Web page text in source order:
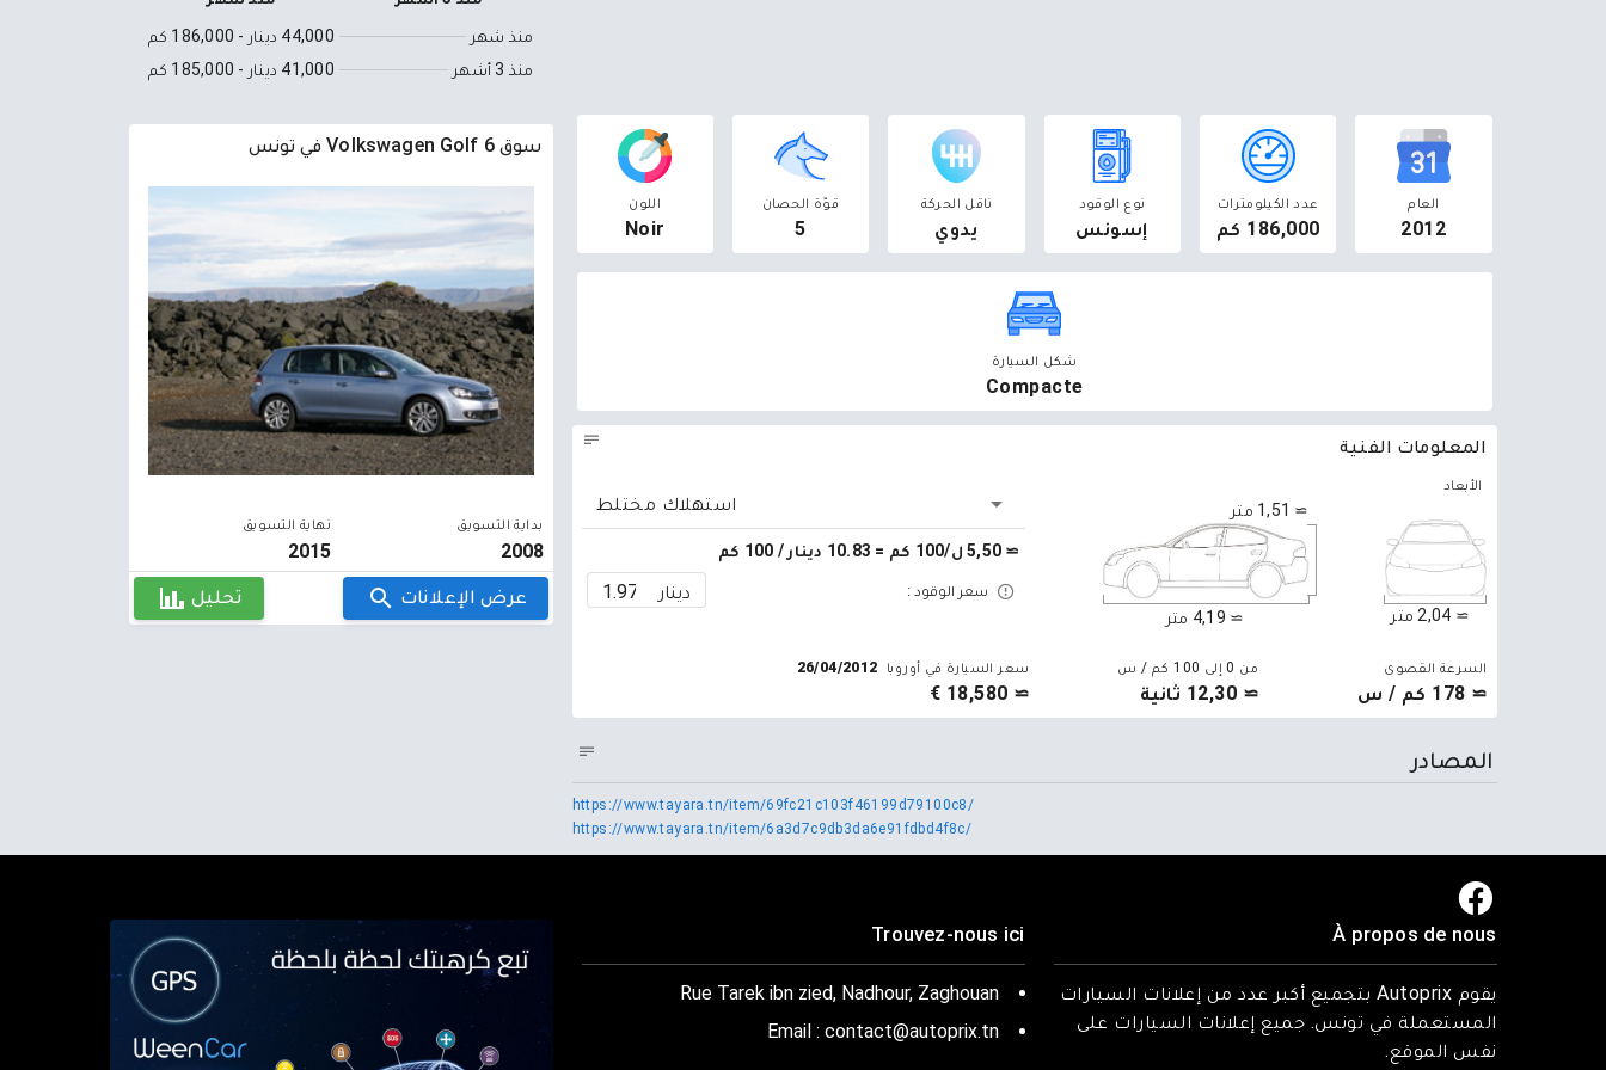
منذ شهر
44,000 دينار - 186,000 كم
منذ 3 أشهر
41,000 دينار - 185,000 كم
العام
2012
عدد الكيلومترات
186,000 كم
نوع الوقود
إسونس
ناقل الحركة
يدوي
قوّة الحصان
5
اللون
Noir
شكل السيارة
Compacte
المعلومات الفنية
الأبعاد
≃ 1,51 متر
≃ 4,19 متر ≃ 2,04 متر
استهلاك مختلط
≃ 5,50 ل/100 كم = 10.83 دينار / 100 كم
سعر الوقود : دينار
السرعة القصوى
≃ 178 كم / س
من 0 إلى 100 كم / س
≃ 12,30 ثانية
سعر السيارة في أوروبا 26/04/2012
≃ 18,580 €
المصادر
https://www.tayara.tn/item/69fc21c103f46199d79100c8/
https://www.tayara.tn/item/6a3d7c9db3da6e91fdbd4f8c/
سوق Volkswagen Golf 6 في تونس
بداية التسويق
2008
نهاية التسويق
2015
عرض الإعلانات تحليل
À propos de nous
يقوم Autoprix بتجميع أكبر عدد من إعلانات السيارات
المستعملة في تونس. جميع إعلانات السيارات على
نفس الموقع.
Trouvez-nous ici
Rue Tarek ibn zied, Nadhour, Zaghouan
Email : contact@autoprix.tn